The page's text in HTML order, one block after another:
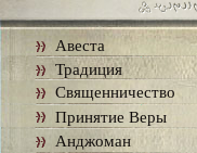
Авеста
Традиция
Священничество
Принятие Веры
Анджоман